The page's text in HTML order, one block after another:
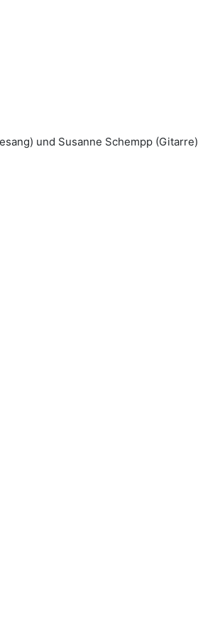
und Susanne Schempp (Gitarre)